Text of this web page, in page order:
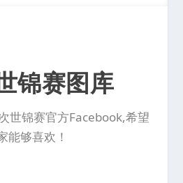
锦赛图库
世锦赛官方Facebook,希望
能够喜欢！